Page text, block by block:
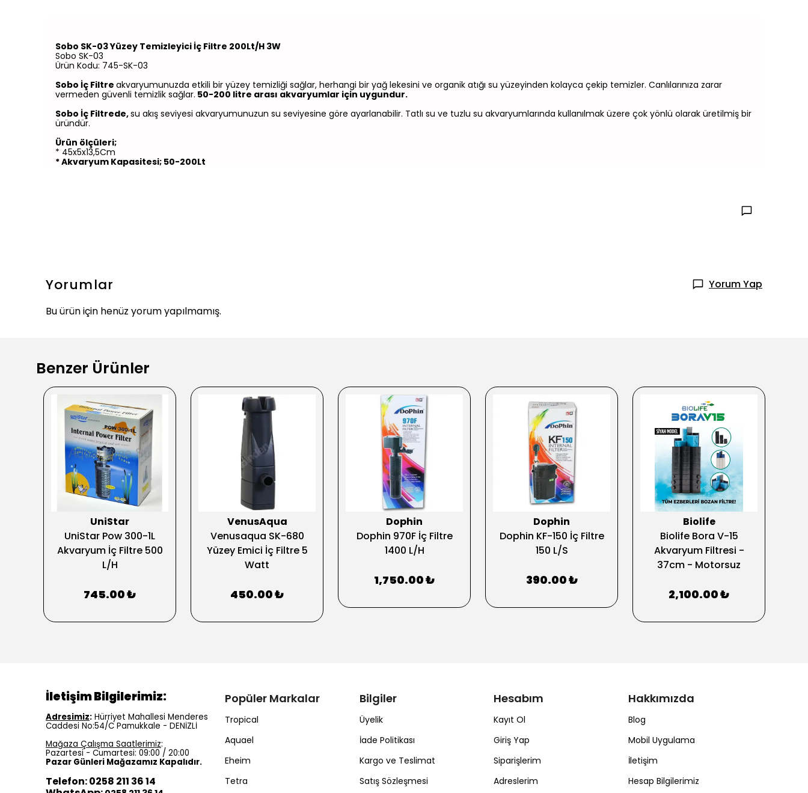
Sobo SK-03 Yüzey Temizleyici İç Filtre 200Lt/H 3W
Sobo SK-03
Ürün Kodu: 745-SK-03
Sobo İç Filtre akvaryumunuzda etkili bir yüzey temizliği sağlar, herhangi bir yağ lekesini ve organik atığı su yüzeyinden kolayca çekip temizler. Canlılarınıza zarar
vermeden güvenli temizlik sağlar. 50-200 litre arası akvaryumlar için uygundur.
Sobo İç Filtrede,su akış seviyesi akvaryumunuzun su seviyesine göre ayarlanabilir. Tatlı su ve tuzlu su akvaryumlarında kullanılmak üzere çok yönlü olarak üretilmiş bir
üründür.
Ürün ölçüleri;
* 45x5x13,5Cm
* Akvaryum Kapasitesi; 50-200Lt
Yorumlar
Yorum Yap
Bu ürün için henüz yorum yapılmamış.
Benzer Ürünler
UniStar
UniStar Pow 300-1L
Akvaryum İç Filtre 500
L/H
745.00 ₺
VenusAqua
Venusaqua SK-680
Yüzey Emici İç Filtre 5
Watt
450.00 ₺
Dophin
Dophin 970F İç Filtre
1400 L/H
1,750.00 ₺
Dophin
Dophin KF-150 İç Filtre
150 L/S
390.00 ₺
Biolife
Biolife Bora V-15
Akvaryum Filtresi -
37cm - Motorsuz
2,100.00 ₺
Popüler Markalar
Tropical
Aquael
Eheim
Tetra
Bilgiler
Üyelik
İade Politikası
Kargo ve Teslimat
Satış Sözleşmesi
Hesabım
Kayıt Ol
Giriş Yap
Siparişlerim
Adreslerim
Hakkımızda
Blog
Mobil Uygulama
İletişim
Hesap Bilgilerimiz
İletişim Bilgilerimiz:
Adresimiz: Hürriyet Mahallesi Menderes
Caddesi No:54/C Pamukkale - DENİZLİ
Mağaza Çalışma Saatlerimiz:
Pazartesi - Cumartesi: 09:00 / 20:00
Pazar Günleri Mağazamız Kapalıdır.
Telefon: 0258 211 36 14